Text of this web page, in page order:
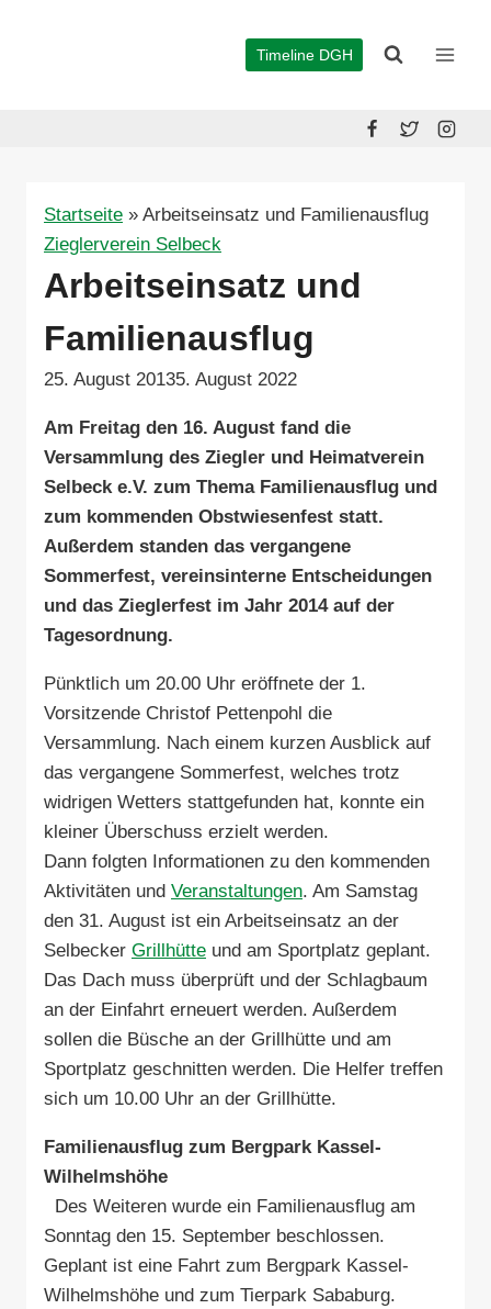
Timeline DGH
Startseite » Arbeitseinsatz und Familienausflug
Zieglerverein Selbeck
Arbeitseinsatz und
Familienausflug
25. August 20135. August 2022
Am Freitag den 16. August fand die
Versammlung des Ziegler und Heimatverein
Selbeck e.V. zum Thema Familienausflug und
zum kommenden Obstwiesenfest statt.
Außerdem standen das vergangene
Sommerfest, vereinsinterne Entscheidungen
und das Zieglerfest im Jahr 2014 auf der
Tagesordnung.
Pünktlich um 20.00 Uhr eröffnete der 1.
Vorsitzende Christof Pettenpohl die
Versammlung. Nach einem kurzen Ausblick auf
das vergangene Sommerfest, welches trotz
widrigen Wetters stattgefunden hat, konnte ein
kleiner Überschuss erzielt werden.
Dann folgten Informationen zu den kommenden
Aktivitäten und Veranstaltungen. Am Samstag
den 31. August ist ein Arbeitseinsatz an der
Selbecker Grillhütte und am Sportplatz geplant.
Das Dach muss überprüft und der Schlagbaum
an der Einfahrt erneuert werden. Außerdem
sollen die Büsche an der Grillhütte und am
Sportplatz geschnitten werden. Die Helfer treffen
sich um 10.00 Uhr an der Grillhütte.
Familienausflug zum Bergpark Kassel-
Wilhelmshöhe
Des Weiteren wurde ein Familienausflug am
Sonntag den 15. September beschlossen.
Geplant ist eine Fahrt zum Bergpark Kassel-
Wilhelmshöhe und zum Tierpark Sababurg.